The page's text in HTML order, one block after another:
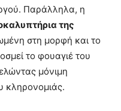
Παράλληλα, η
της
στη μορφή και το
το φουαγιέ του
μόνιμη
κληρονομιάς.